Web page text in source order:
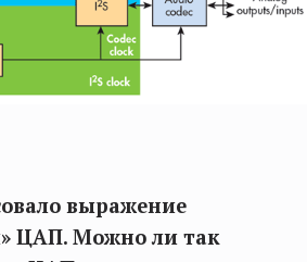
выражение
ЦАП. Можно ли так